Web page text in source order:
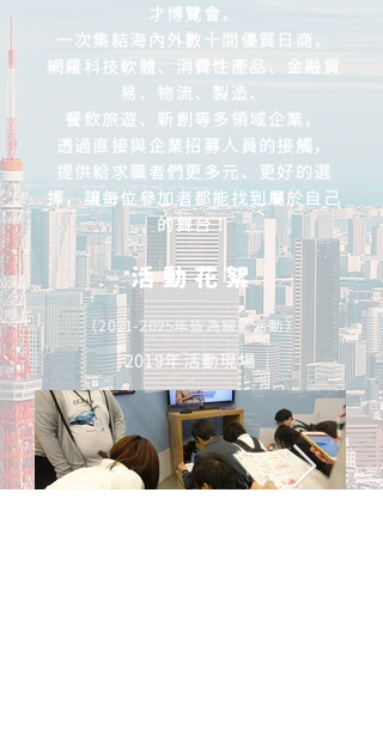
才博覽會，
一次集結海內外數十間優質日商，
網羅科技軟體、消費性產品、金融貿
易、物流、製造、
餐飲旅遊、新創等多領域企業，
透過直接與企業招募人員的接觸，
提供給求職者們更多元、更好的選
擇，讓每位參加者都能找到屬於自己
的舞台！
​活 動 花 絮
（2021-2025年皆為線上活動）
2019年活動現場